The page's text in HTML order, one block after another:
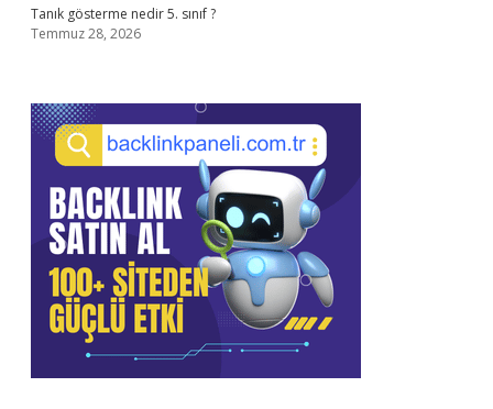
Tanık gösterme nedir 5. sınıf ?
Temmuz 28, 2026